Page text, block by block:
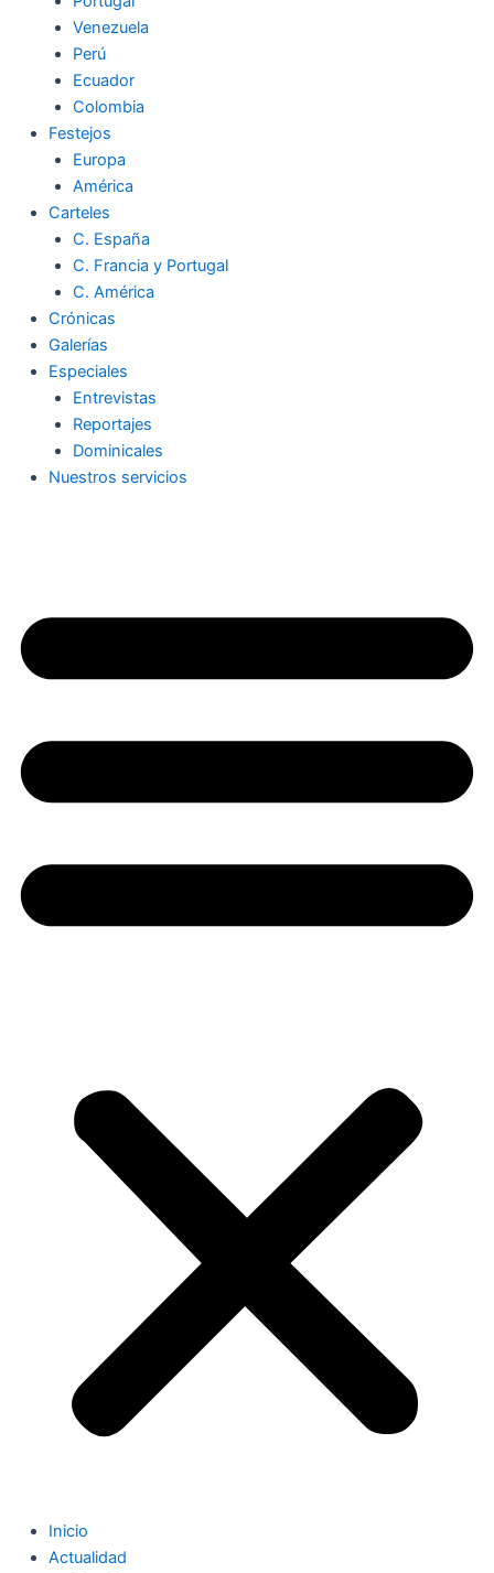
Venezuela
Perú
Ecuador
Colombia
Festejos
Europa
América
Carteles
C. España
C. Francia y Portugal
C. América
Crónicas
Galerías
Especiales
Entrevistas
Reportajes
Dominicales
Nuestros servicios
Inicio
Actualidad